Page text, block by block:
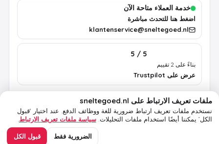
خدمة العملاء متاحة الآن
اضغط هنا للتحدث مباشرة
klantenservice@sneltegoed.nl
5 / 5
بناءً على 2 تقييم
عرض على Trustpilot
الشروطالخصوصيةسياسة ملفات تعريف الارتباطملفات تعريف الارتباط على sneltegoed.nl
نستخدم ملفات تعريف ارتباط ضرورية للغة ووظائف الدفع. عند اختيار ‘قبول
الكل’ يمكننا أيضًا استخدام ملفات التحليلات. سياسة ملفات تعريف الارتباط
الضرورية فقط قبول الكل